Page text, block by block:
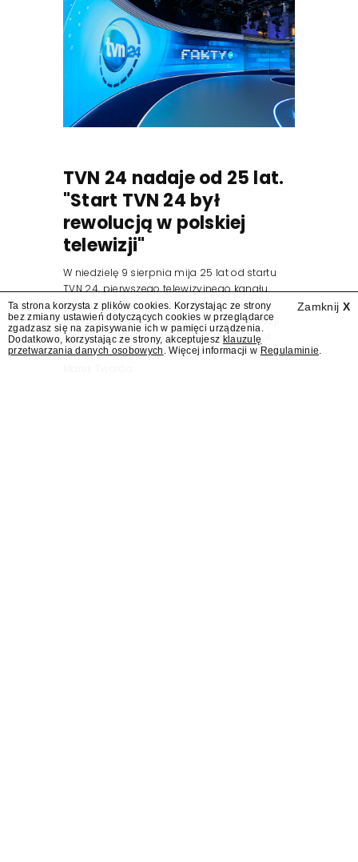
TVN 24 nadaje od 25 lat.
"Start TVN 24 był
rewolucją w polskiej
telewizji"
W niedzielę 9 sierpnia mija 25 lat od startu
TVN 24, pierwszego telewizyjnego kanału
informacyjnego w Polsce. Na ten dzień
zaplanowano finał urodzinowej trasy stacji
"Jesteśmy stąd". 25 lat TVN 24 dla Press.pl
podsumowują Jarosław Kuźniar, Tomasz Lis i
Zamknij X
Ta strona korzysta z plików cookies. Korzystając ze strony
bez zmiany ustawień dotyczących cookies w przeglądarce
zgadzasz się na zapisywanie ich w pamięci urządzenia.
Dodatkowo, korzystając ze strony, akceptujesz klauzulę
przetwarzania danych osobowych . Więcej informacji w Regulaminie.